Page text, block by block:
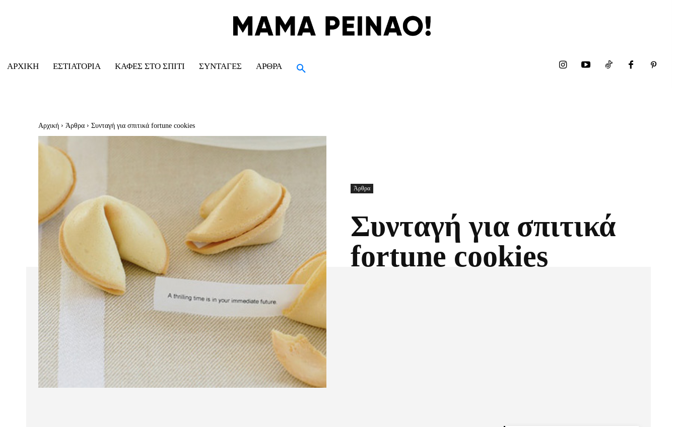
ΑΡΧΙΚΉ ΕΣΤΙΑΤΌΡΙΑ ΚΑΦΈΣ ΣΤΟ ΣΠΊΤΙ ΣΥΝΤΑΓΈΣ ΆΡΘΡΑ
Αρχική Άρθρα Συνταγή για σπιτικά fortune cookies
Άρθρα
Συνταγή για σπιτικά
fortune cookies